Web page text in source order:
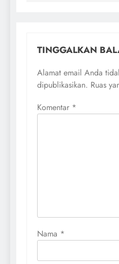
TINGGALKAN
Alamat email Anda
dipublikasikan. Ruas
Komentar *
Nama *